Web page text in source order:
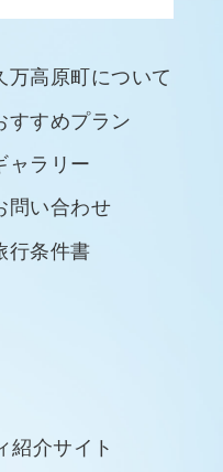
万高原町について
すすめプラン
ャラリー
問い合わせ
行条件書
紹介サイト